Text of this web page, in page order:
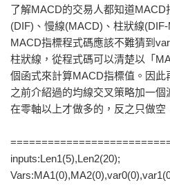
了解MACD的交易人都知道MACD
(DIF)、慢線(MACD)、柱狀線
MACD指標程式碼應該不難猜到
柱狀線，從程式碼可以清楚以「
個函式來計算MACD指標值。因
之前介紹過的均線交叉策略加一
在零軸以上才做多的，反之只做空
inputs:Len1(5),Len2(20);